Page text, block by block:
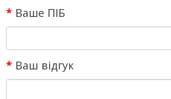
Ваше ПІБ
Ваш відгук